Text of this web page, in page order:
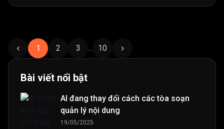
1 2 3 10
Bài viết nổi bật
AI đang thay đổi cách các tòa soạn
quản lý nội dung
19/05/2025